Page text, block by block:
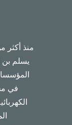
منذ
يسلم بن
في